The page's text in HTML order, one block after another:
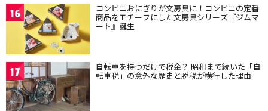
16 コンビニおにぎりが文房具に！コンビニの定番
商品をモチーフにした文房具シリーズ『ジムマ
ート』誕生
17 自転車を持つだけで税金？ 昭和まで続いた「自
転車税」の意外な歴史と脱税が横行した理由